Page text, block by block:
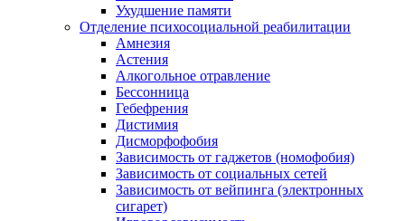
Ухудшение памяти
Отделение психосоциальной реабилитации
Амнезия
Астения
Алкогольное отравление
Бессонница
Гебефрения
Дистимия
Дисморфофобия
Зависимость от гаджетов (номофобия)
Зависимость от социальных сетей
Зависимость от вейпинга (электронных
сигарет)